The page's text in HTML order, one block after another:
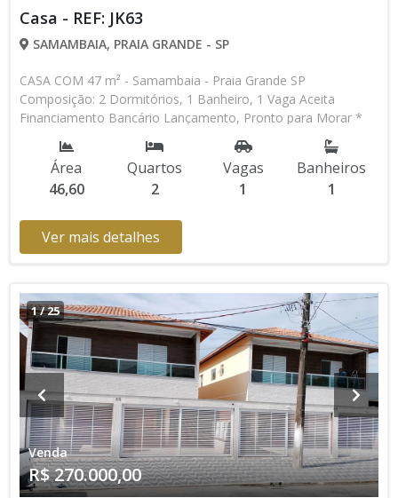
Casa - REF: JK63
SAMAMBAIA, PRAIA GRANDE - SP
CASA COM 47 m² - Samambaia - Praia Grande SP
Composição: 2 Dormitórios, 1 Banheiro, 1 Vaga Aceita
Financiamento Bancário Lançamento, Pronto para Morar *
Os valores e disponibilidade podem ser alterados sem prévio
aviso. Favor verificar entrando em contato com nossa equipe
Área
46,60
Quartos
2
Vagas
1
Banheiros
1
Ver mais detalhes
1/25
Venda
R$ 270.000,00